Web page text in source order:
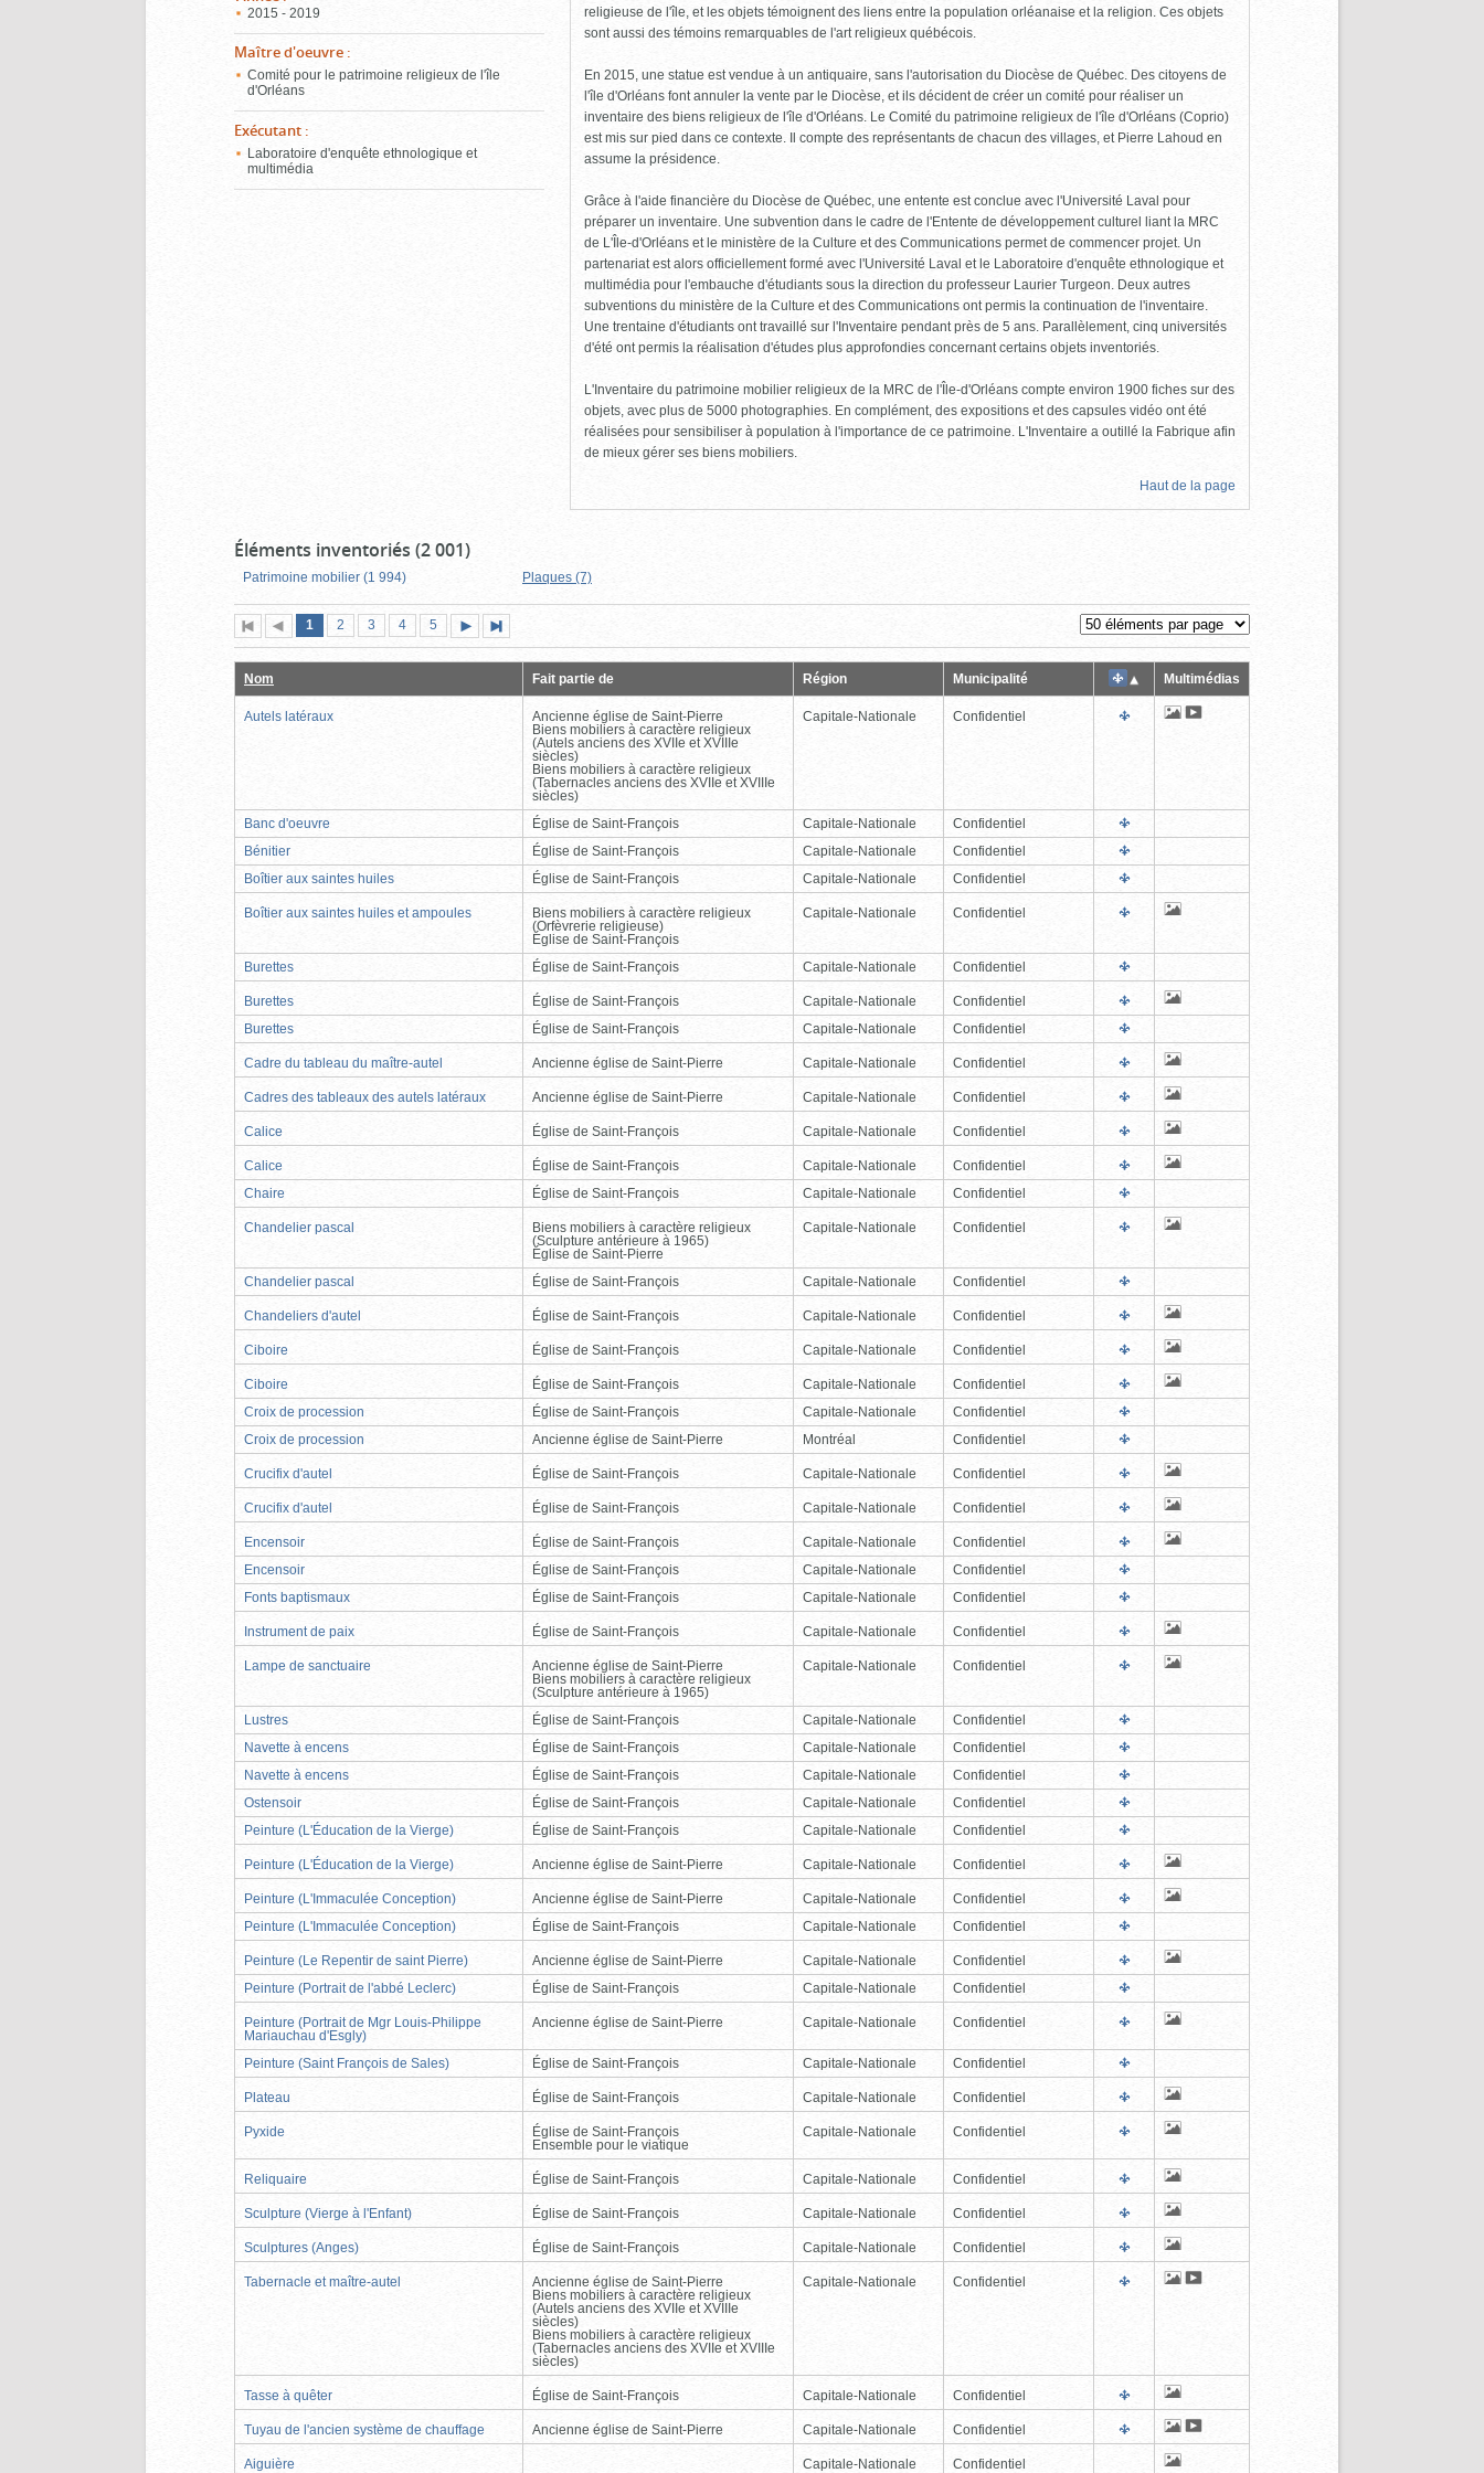
2015 - 2019
Maître d'oeuvre :
Comité pour le patrimoine religieux de l'île
d'Orléans
Exécutant :
Laboratoire d'enquête ethnologique et
multimédia
religieuse de l'île, et les objets témoignent des liens entre la population orléanaise et la religion. Ces objets
sont aussi des témoins remarquables de l'art religieux québécois.
En 2015, une statue est vendue à un antiquaire, sans l'autorisation du Diocèse de Québec. Des citoyens de
l'île d'Orléans font annuler la vente par le Diocèse, et ils décident de créer un comité pour réaliser un
inventaire des biens religieux de l'île d'Orléans. Le Comité du patrimoine religieux de l'île d'Orléans (Coprio)
est mis sur pied dans ce contexte. Il compte des représentants de chacun des villages, et Pierre Lahoud en
assume la présidence.
Grâce à l'aide financière du Diocèse de Québec, une entente est conclue avec l'Université Laval pour
préparer un inventaire. Une subvention dans le cadre de l'Entente de développement culturel liant la MRC
de L'Île-d'Orléans et le ministère de la Culture et des Communications permet de commencer projet. Un
partenariat est alors officiellement formé avec l'Université Laval et le Laboratoire d'enquête ethnologique et
multimédia pour l'embauche d'étudiants sous la direction du professeur Laurier Turgeon. Deux autres
subventions du ministère de la Culture et des Communications ont permis la continuation de l'inventaire.
Une trentaine d'étudiants ont travaillé sur l'Inventaire pendant près de 5 ans. Parallèlement, cinq universités
d'été ont permis la réalisation d'études plus approfondies concernant certains objets inventoriés.
L'Inventaire du patrimoine mobilier religieux de la MRC de l'Île-d'Orléans compte environ 1900 fiches sur des
objets, avec plus de 5000 photographies. En complément, des expositions et des capsules vidéo ont été
réalisées pour sensibiliser à population à l'importance de ce patrimoine. L'Inventaire a outillé la Fabrique afin
de mieux gérer ses biens mobiliers.
Haut de la page
Éléments inventoriés (2 001)
Patrimoine mobilier (1 994) Plaques (7)
Première
page
Page
précédente
Page
1 (page
actuelle)
Page
2 Page
3 Page
4 Page
5
suivante
page
Nom Fait partie de Région Municipalité Multimédias
Autels latéraux
Ancienne église de Saint-Pierre
Biens mobiliers à caractère religieux
(Autels anciens des XVIIe et XVIIIe
siècles)
Biens mobiliers à caractère religieux
(Tabernacles anciens des XVIIe et XVIIIe
siècles)
Capitale-Nationale Confidentiel
Banc d'oeuvre Église de Saint-François Capitale-Nationale
Confidentiel
Bénitier
Église de Saint-François Capitale-Nationale
Confidentiel
Boîtier aux saintes huiles
Église de Saint-François Capitale-Nationale Confidentiel
Boîtier aux saintes huiles et ampoules
Biens mobiliers à caractère religieux
(Orfèvrerie religieuse)
Église de Saint-François
Capitale-Nationale Confidentiel
Burettes Église de Saint-François Capitale-Nationale Confidentiel
Burettes Église de Saint-François Capitale-Nationale
Confidentiel
Burettes
Église de Saint-François Capitale-Nationale Confidentiel
Cadre du tableau du maître-autel Ancienne église de Saint-Pierre Capitale-Nationale Confidentiel
Cadres des tableaux des autels latéraux Ancienne église de Saint-Pierre Capitale-Nationale Confidentiel
Calice Église de Saint-François Capitale-Nationale Confidentiel
Calice Église de Saint-François Capitale-Nationale
Confidentiel
Chaire
Église de Saint-François Capitale-Nationale Confidentiel
Chandelier pascal
Biens mobiliers à caractère religieux
(Sculpture antérieure à 1965)
Église de Saint-Pierre
Capitale-Nationale Confidentiel
Chandelier pascal Église de Saint-François Capitale-Nationale Confidentiel
Chandeliers d'autel Église de Saint-François Capitale-Nationale Confidentiel
Ciboire Église de Saint-François Capitale-Nationale Confidentiel
Ciboire Église de Saint-François Capitale-Nationale
Confidentiel
Croix de procession
Église de Saint-François Capitale-Nationale
Confidentiel
Croix de procession
Ancienne église de Saint-Pierre Montréal Confidentiel
Crucifix d'autel Église de Saint-François Capitale-Nationale Confidentiel
Crucifix d'autel Église de Saint-François Capitale-Nationale Confidentiel
Encensoir Église de Saint-François Capitale-Nationale
Confidentiel
Encensoir
Église de Saint-François Capitale-Nationale
Confidentiel
Fonts baptismaux
Église de Saint-François Capitale-Nationale Confidentiel
Instrument de paix Église de Saint-François Capitale-Nationale Confidentiel
Lampe de sanctuaire
Ancienne église de Saint-Pierre
Biens mobiliers à caractère religieux
(Sculpture antérieure à 1965)
Capitale-Nationale Confidentiel
Lustres Église de Saint-François Capitale-Nationale
Confidentiel
Navette à encens
Église de Saint-François Capitale-Nationale
Confidentiel
Navette à encens
Église de Saint-François Capitale-Nationale
Confidentiel
Ostensoir
Église de Saint-François Capitale-Nationale
Confidentiel
Peinture (L'Éducation de la Vierge)
Église de Saint-François Capitale-Nationale Confidentiel
Peinture (L'Éducation de la Vierge) Ancienne église de Saint-Pierre Capitale-Nationale Confidentiel
Peinture (L'Immaculée Conception) Ancienne église de Saint-Pierre Capitale-Nationale
Confidentiel
Peinture (L'Immaculée Conception)
Église de Saint-François Capitale-Nationale Confidentiel
Peinture (Le Repentir de saint Pierre) Ancienne église de Saint-Pierre Capitale-Nationale
Confidentiel
Peinture (Portrait de l'abbé Leclerc)
Église de Saint-François Capitale-Nationale Confidentiel
Peinture (Portrait de Mgr Louis-Philippe
Mariauchau d'Esgly)
Ancienne église de Saint-Pierre Capitale-Nationale Confidentiel
Peinture (Saint François de Sales) Église de Saint-François Capitale-Nationale Confidentiel
Plateau Église de Saint-François Capitale-Nationale Confidentiel
Pyxide
Église de Saint-François
Ensemble pour le viatique
Capitale-Nationale Confidentiel
Reliquaire Église de Saint-François Capitale-Nationale Confidentiel
Sculpture (Vierge à l'Enfant) Église de Saint-François Capitale-Nationale Confidentiel
Sculptures (Anges) Église de Saint-François Capitale-Nationale Confidentiel
Tabernacle et maître-autel
Ancienne église de Saint-Pierre
Biens mobiliers à caractère religieux
(Autels anciens des XVIIe et XVIIIe
siècles)
Biens mobiliers à caractère religieux
(Tabernacles anciens des XVIIe et XVIIIe
siècles)
Capitale-Nationale Confidentiel
Tasse à quêter Église de Saint-François Capitale-Nationale Confidentiel
Tuyau de l'ancien système de chauffage Ancienne église de Saint-Pierre Capitale-Nationale Confidentiel
Aiguière Capitale-Nationale Confidentiel